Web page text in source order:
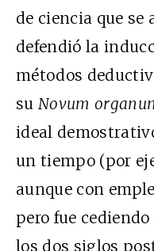
de ciencia que se
defendió la
métodos
suNovum
ideal
un tiempo (por
aunque con
pero fue
los dos siglos